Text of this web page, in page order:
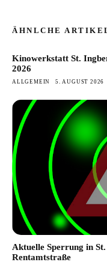
ÄHNLCHE
Kinowerkstatt St.
2026
ALLGEMEIN 5. AUGUST 2026
Aktuelle Sperrung in
Rentamtstraße